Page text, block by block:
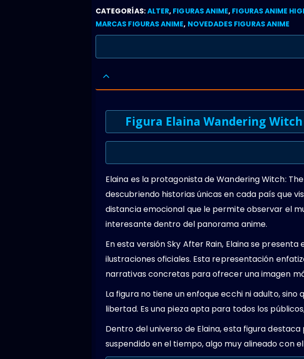
CATEGORÍAS:ALTER, FIGURAS ANIME, FIGURAS ANIME
MARCAS FIGURAS ANIME, NOVEDADES FIGURAS ANIME
Figura Elaina Wandering
Elaina es la protagonista de Wandering Witch:
descubriendo historias únicas en cada país que
distancia emocional que le permite observar el
interesante dentro del panorama anime.
En esta versión Sky After Rain, Elaina se
ilustraciones oficiales. Esta representación
narrativas concretas para ofrecer una imagen
La figura no tiene un enfoque ecchi ni adulto,
libertad. Es una pieza apta para todos los
Dentro del universo de Elaina, esta figura
suspendido en el tiempo, algo muy alineado con